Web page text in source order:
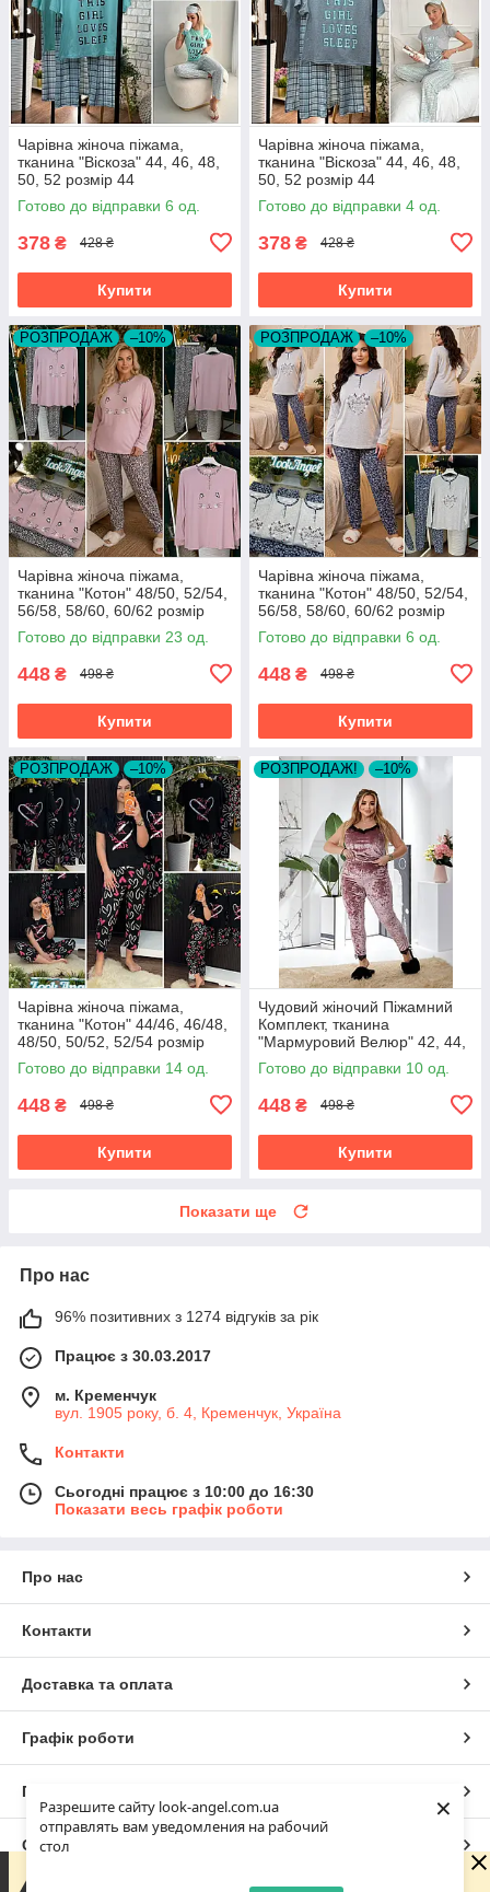
Разрешите сайту look-angel.com.ua
отправлять вам уведомления на рабочий
стол
×
Чарівна жіноча піжама,
тканина "Віскоза" 44, 46, 48,
50, 52 розмір 44
Готово до відправки 6 од.
378 ₴ 428 ₴
Купити
Чарівна жіноча піжама,
тканина "Віскоза" 44, 46, 48,
50, 52 розмір 44
Готово до відправки 4 од.
378 ₴ 428 ₴
Купити
РОЗПРОДАЖ –10%
Чарівна жіноча піжама,
тканина "Котон" 48/50, 52/54,
56/58, 58/60, 60/62 розмір
48/50
Готово до відправки 23 од.
448 ₴ 498 ₴
Купити
РОЗПРОДАЖ –10%
Чарівна жіноча піжама,
тканина "Котон" 48/50, 52/54,
56/58, 58/60, 60/62 розмір
48/50
Готово до відправки 6 од.
448 ₴ 498 ₴
Купити
РОЗПРОДАЖ –10%
Чарівна жіноча піжама,
тканина "Котон" 44/46, 46/48,
48/50, 50/52, 52/54 розмір
44/46
Готово до відправки 14 од.
448 ₴ 498 ₴
Купити
РОЗПРОДАЖ! –10%
Чудовий жіночий Піжамний
Комплект, тканина
"Мармуровий Велюр" 42, 44,
46, 48, 50, 52, 54 розмір 42
Готово до відправки 10 од.
448 ₴ 498 ₴
Купити
Показати ще
Про нас
96% позитивних з 1274 відгуків за рік
Працює з 30.03.2017
м. Кременчук
вул. 1905 року, б. 4, Кременчук, Україна
Контакти
Сьогодні працює з 10:00 до 16:30
Показати весь графік роботи
Про нас
Контакти
Доставка та оплата
Графік роботи
Повна версія сайту
Сайт створено на маркетплейсі
повідомлення будуть оброблені з 10:00 найближчого